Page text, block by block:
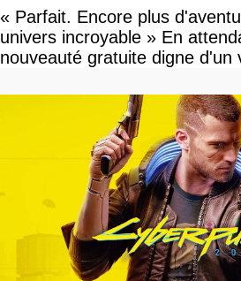
« Parfait. Encore plus
univers incroyable » En
nouveauté gratuite digne d'un